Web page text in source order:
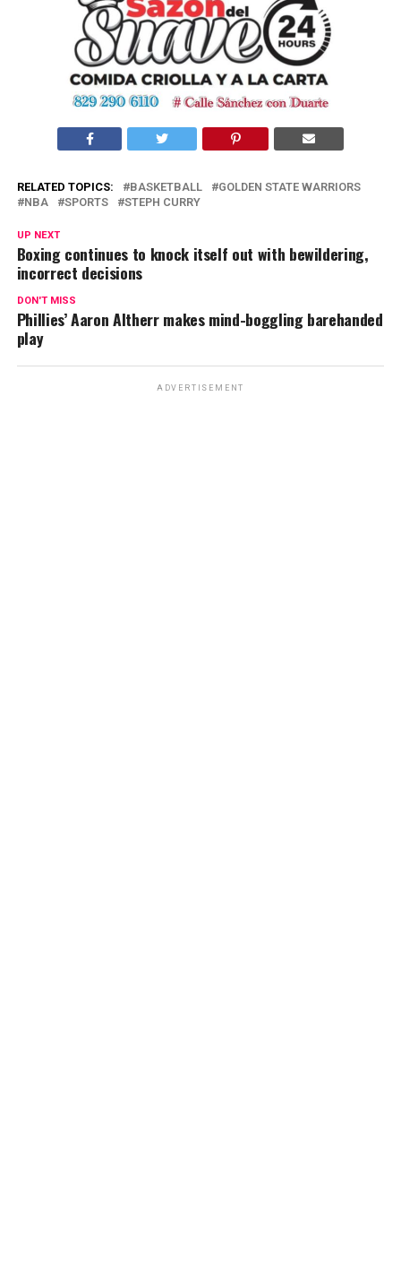
RELATED TOPICS: BASKETBALL
GOLDEN STATE WARRIORS
NBA
SPORTS STEPH CURRY
UP NEXT
Boxing continues to knock itself out with bewildering,
incorrect decisions
DON'T MISS
Phillies’ Aaron Altherr makes mind-boggling barehanded
play
ADVERTISEMENT